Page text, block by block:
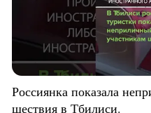
Россиянка показала
шествия в Тбилиси.